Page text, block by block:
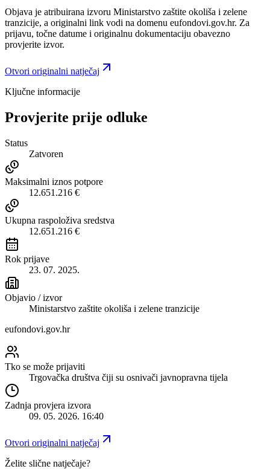
Objava je atribuirana izvoru Ministarstvo zaštite okoliša i zelene
tranzicije, a originalni link vodi na domenu eufondovi.gov.hr. Za
prijavu, točne datume i originalnu dokumentaciju obavezno
provjerite izvor.
Otvori originalni natječaj
Ključne informacije
Provjerite prije odluke
Status
Zatvoren
Maksimalni iznos potpore
12.651.216 €
Ukupna raspoloživa sredstva
12.651.216 €
Rok prijave
23. 07. 2025.
Objavio / izvor
Ministarstvo zaštite okoliša i zelene tranzicije
eufondovi.gov.hr
Tko se može prijaviti
Trgovačka društva čiji su osnivači javnopravna tijela
Zadnja provjera izvora
09. 05. 2026. 16:40
Otvori originalni natječaj
Želite slične natječaje?